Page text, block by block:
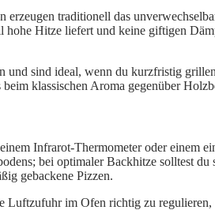
traditionell das
hohe Hitze liefert und keine giftigen
und sind ideal, wenn du kurzfristig
klassischen Aroma gegenüber
Infrarot-Thermometer oder einem
bei optimaler Backhitze solltest du
gebackene Pizzen.
Luftzufuhr im Ofen richtig zu regulieren,